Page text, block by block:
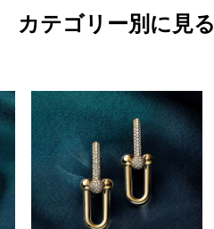
カテゴリー別に見る